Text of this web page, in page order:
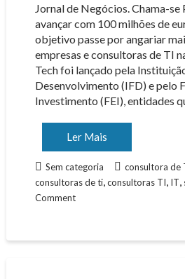
Jornal de Negócios. Chama-se
avançar com 100 milhões de
objetivo passe por angariar
empresas e consultoras de TI
Tech foi lançado pela
Desenvolvimento (IFD) e pelo
Investimento (FEI), entidades
Ler Mais
Sem categoria consultora de
consultoras de ti, consultoras TI IT
Comment